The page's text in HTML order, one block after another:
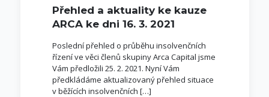
Přehled a aktuality ke kauze
ARCA ke dni 16. 3. 2021
Poslední přehled o průběhu insolvenčních
řízení ve věci členů skupiny Arca Capital jsme
Vám předložili 25. 2. 2021. Nyní Vám
předkládáme aktualizovaný přehled situace
v běžících insolvenčních […]